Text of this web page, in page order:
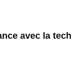
avec la